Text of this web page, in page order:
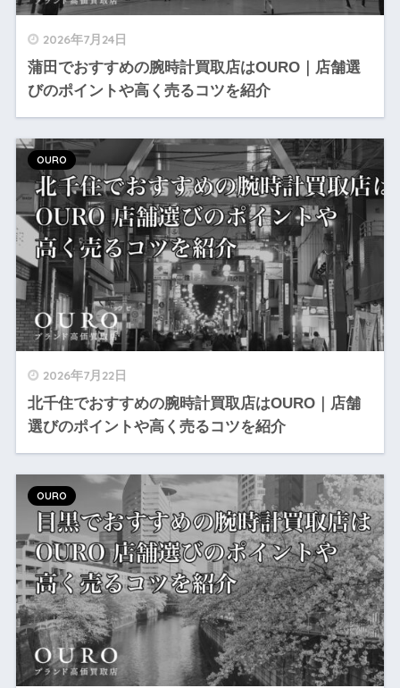
2026年7月24日
蒲田でおすすめの腕時計買取店はOURO｜店舗選
びのポイントや高く売るコツを紹介
2026年7月22日
北千住でおすすめの腕時計買取店はOURO｜店舗
選びのポイントや高く売るコツを紹介
OURO
OURO